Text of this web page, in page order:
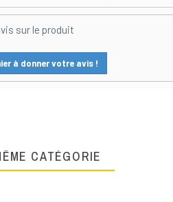
sur le produit
à donner votre avis !
CATÉGORIE